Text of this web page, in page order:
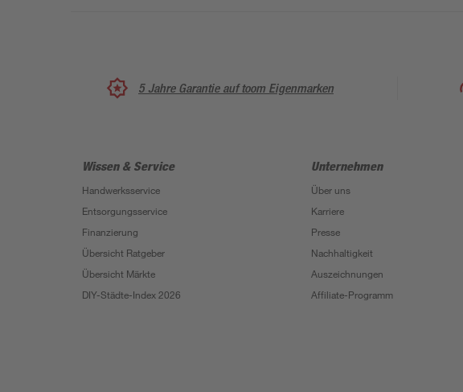
5 Jahre Garantie auf toom Eigenmarken
Wissen & Service
Handwerksservice
Entsorgungsservice
Finanzierung
Übersicht Ratgeber
Übersicht Märkte
DIY-Städte-Index 2026
Unternehmen
Über uns
Karriere
Presse
Nachhaltigkeit
Auszeichnungen
Affiliate-Programm